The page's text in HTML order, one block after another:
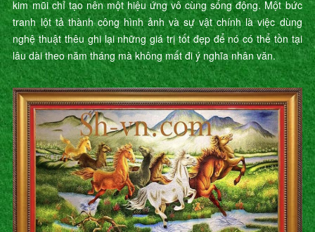
kim mũi chỉ tạo nên một hiệu ứng vô cùng sống động. Một bức
tranh lột tả thành công hình ảnh và sự vật chính là việc dùng
nghệ thuật thêu ghi lại những giá trị tốt đẹp để nó có thể tồn tại
lâu dài theo năm tháng mà không mất đi ý nghĩa nhân văn.